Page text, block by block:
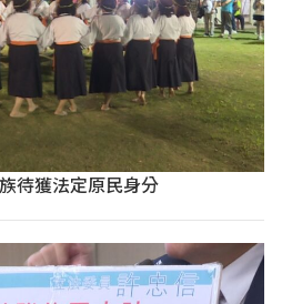
待獲法定原民身分